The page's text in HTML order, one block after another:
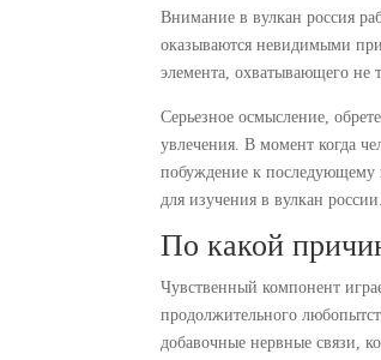
Внимание в вулкан россия
оказываются невидимыми
элемента, охватывающего не
Серьезное осмысление,
увлечения. В момент когда
побуждение к последующему
для изучения в вулкан россии.
По какой
Чувственный компонент
продолжительного
добавочные нервные связи,